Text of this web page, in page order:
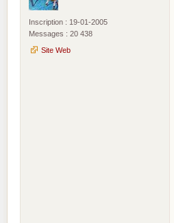
Inscription : 19-01-2005
Messages : 20 438
Site Web